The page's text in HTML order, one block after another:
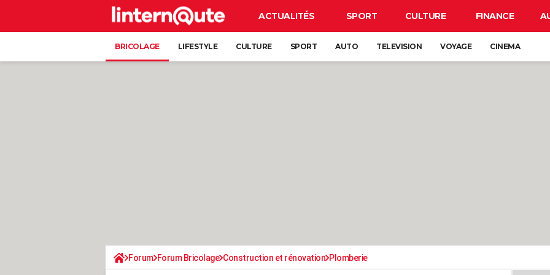
ACTUALITÉS SPORT CULTURE FINANCE
BRICOLAGE LIFESTYLE CULTURE SPORT AUTO TELEVISION VOYAGE CINEMA
Forum Forum Bricolage Construction et rénovation Plomberie